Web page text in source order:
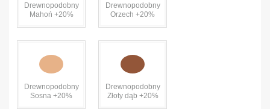
Drewnopodobny
Mahoń +20%
Drewnopodobny
Orzech +20%
Drewnopodobny
Sosna +20%
Drewnopodobny
Złoty dąb +20%